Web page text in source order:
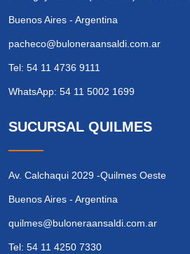
Buenos Aires - Argentina
pacheco@buloneraansaldi.com.ar
Tel: 54 11 4736 9111
WhatsApp: 54 11 5002 1699
SUCURSAL QUILMES
Av. Calchaqui 2029 -Quilmes Oeste
Buenos Aires - Argentina
quilmes@buloneraansaldi.com.ar
Tel: 54 11 4250 7330